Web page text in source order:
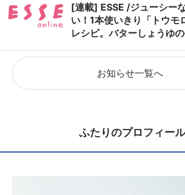
[連載] ESSE /ジューシー
い！1本使いきり「トウモ
レシピ。バターしょうゆ
お知らせ一覧へ
ふたりのプロフィール